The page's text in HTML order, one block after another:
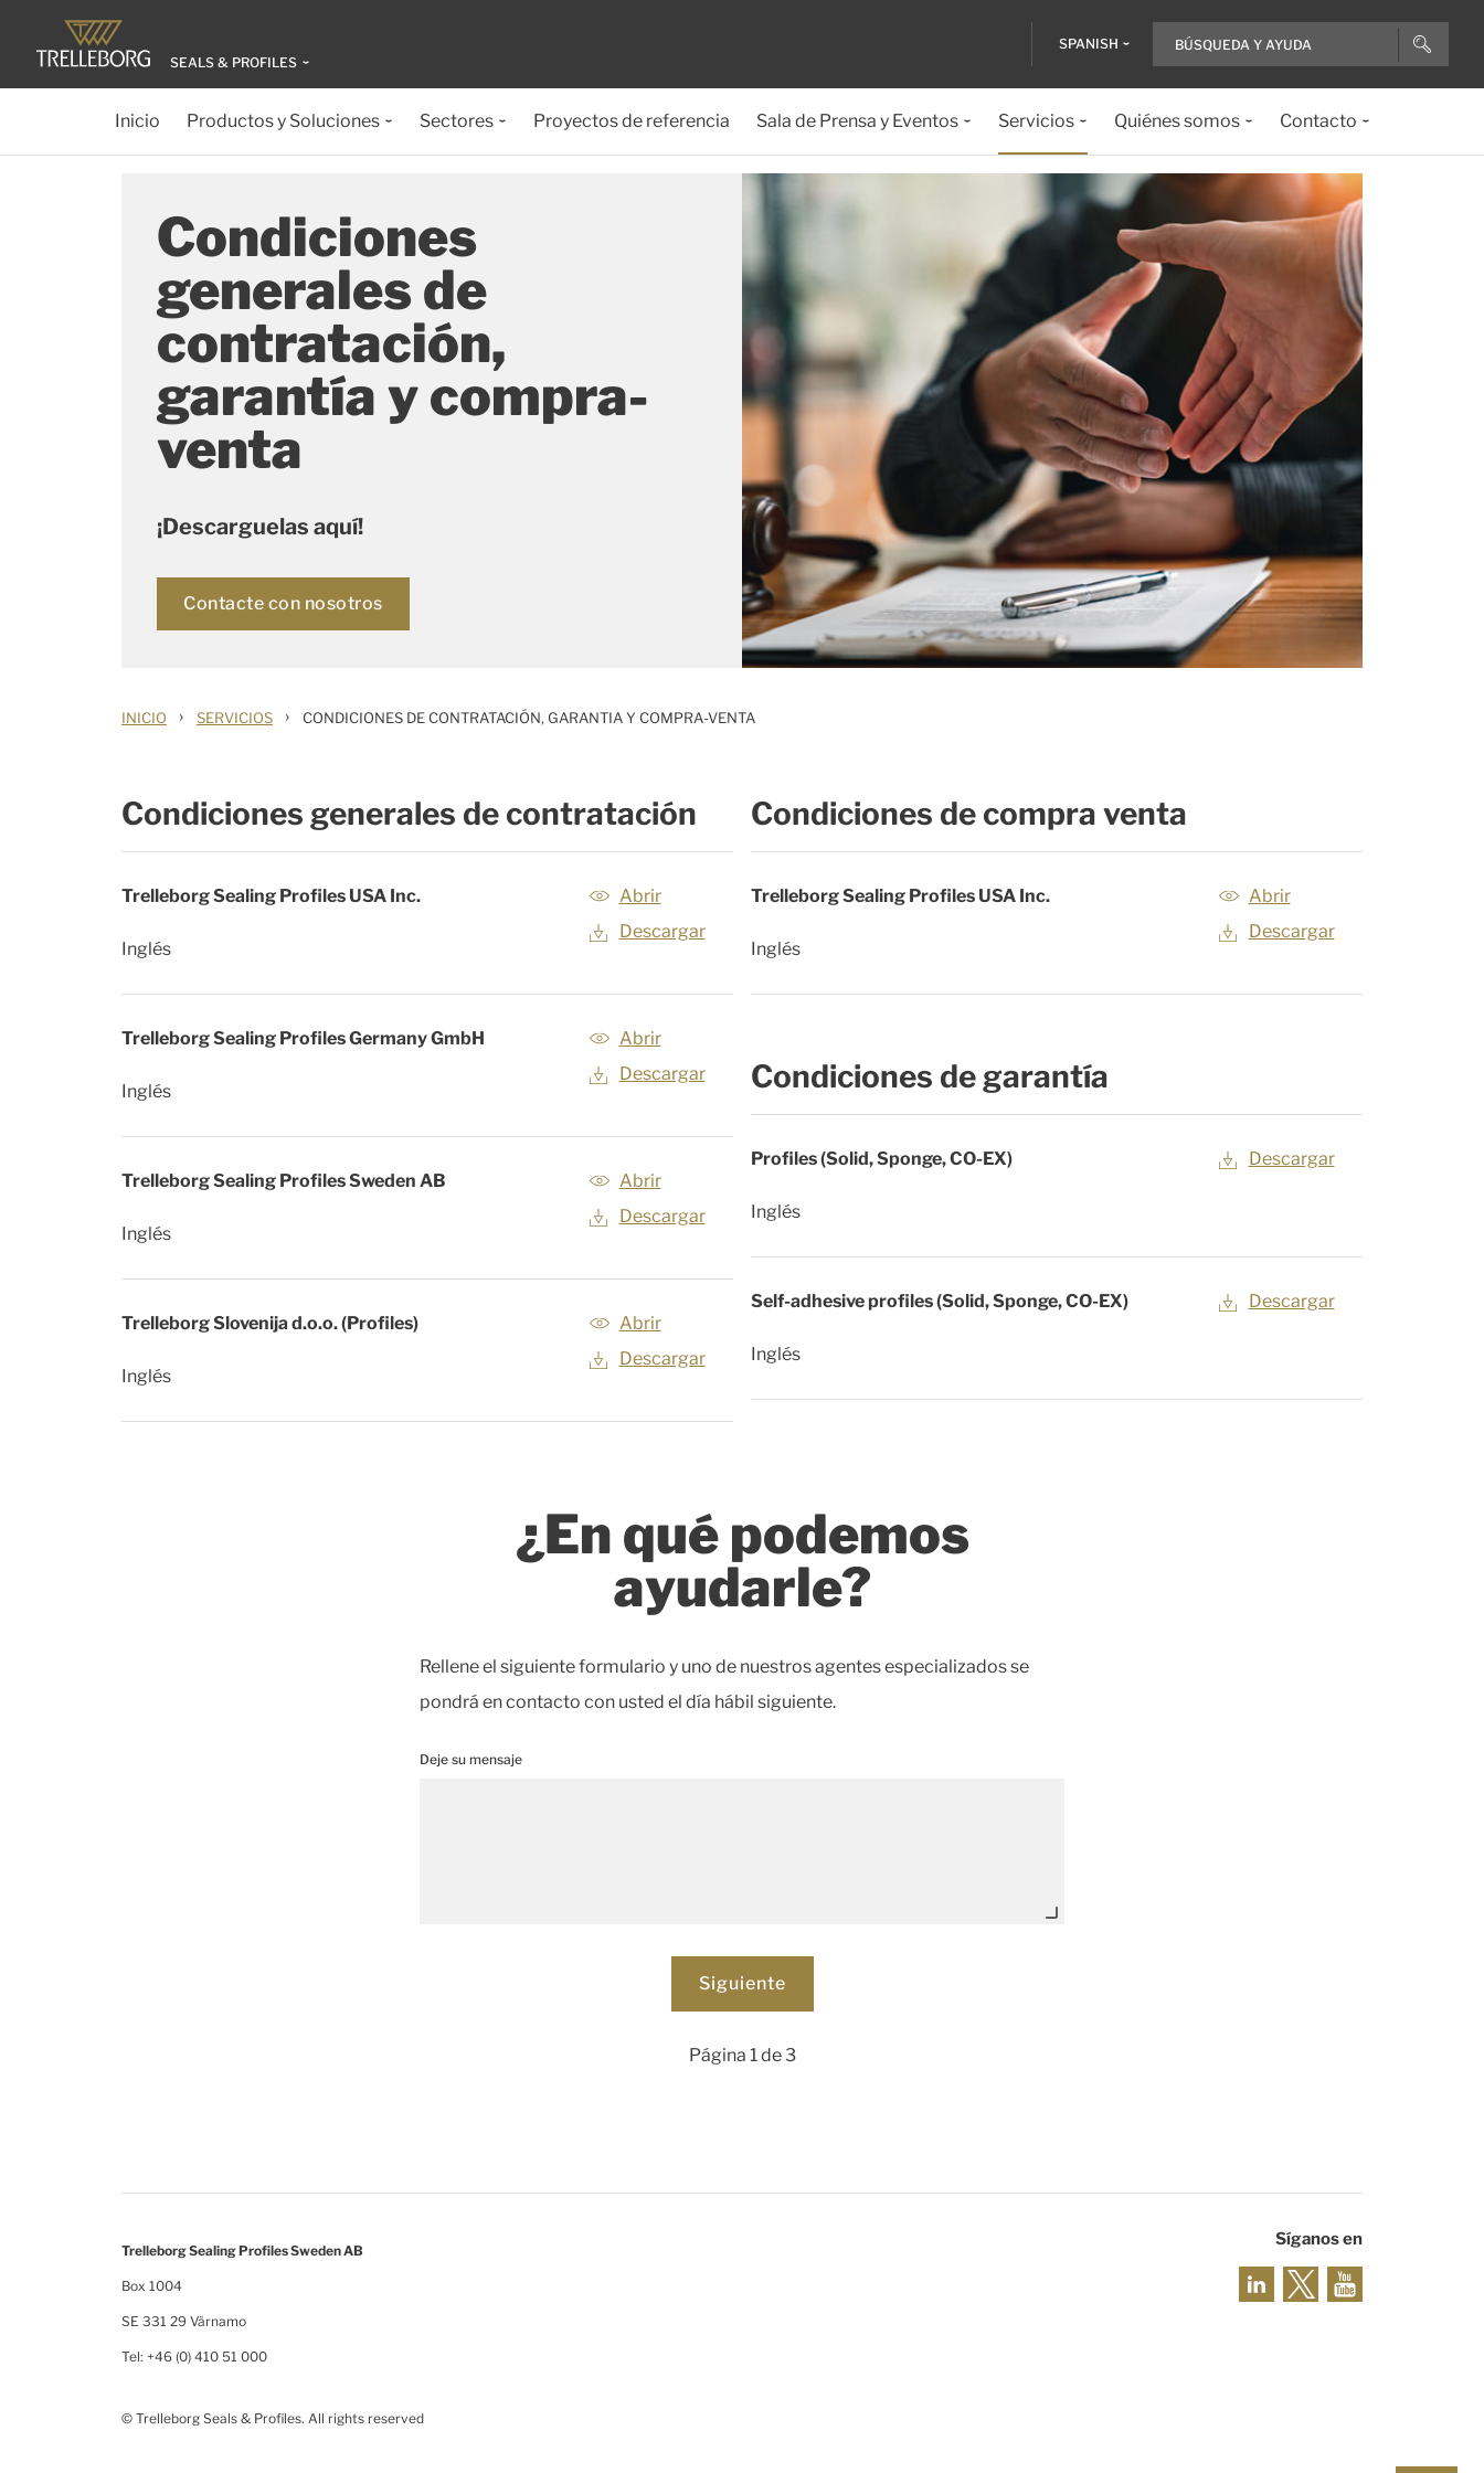
SEALS & PROFILES
SPANISH
Inicio Productos y Soluciones Sectores Proyectos de referencia Sala de Prensa y Eventos Servicios Quiénes somos Contacto
Condiciones
generales de
contratación,
garantía y compra-
venta
¡Descarguelas aquí!
Contacte con nosotros
INICIO › SERVICIOS › CONDICIONES DE CONTRATACIÓN, GARANTIA Y COMPRA-VENTA
Condiciones generales de contratación
Trelleborg Sealing Profiles USA Inc.
Inglés
Abrir
Descargar
Trelleborg Sealing Profiles Germany GmbH
Inglés
Abrir
Descargar
Trelleborg Sealing Profiles Sweden AB
Inglés
Abrir
Descargar
Trelleborg Slovenija d.o.o. (Profiles)
Inglés
Abrir
Descargar
Condiciones de compra venta
Trelleborg Sealing Profiles USA Inc.
Inglés
Abrir
Descargar
Condiciones de garantía
Profiles (Solid, Sponge, CO-EX)
Inglés
Descargar
Self-adhesive profiles (Solid, Sponge, CO-EX)
Inglés
Descargar
¿En qué podemos
ayudarle?
Rellene el siguiente formulario y uno de nuestros agentes especializados se
pondrá en contacto con usted el día hábil siguiente.
Deje su mensaje
Página 1 de 3
Trelleborg Sealing Profiles Sweden AB
Box 1004
SE 331 29 Värnamo
Tel: +46 (0) 410 51 000
© Trelleborg Seals & Profiles. All rights reserved
Síganos en